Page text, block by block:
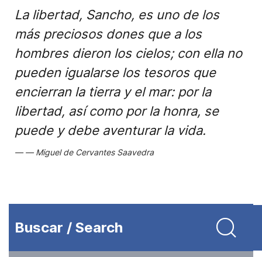
La libertad, Sancho, es uno de los
más preciosos dones que a los
hombres dieron los cielos; con ella no
pueden igualarse los tesoros que
encierran la tierra y el mar: por la
libertad, así como por la honra, se
puede y debe aventurar la vida.
Miguel de Cervantes Saavedra
Buscar / Search